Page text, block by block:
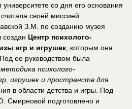
университете со дня его основания
своей миссией
З.М. по созданию музея
создан Центр психолого-
игр и игрушек , которым она
ее руководством была
психолого-
игрушек и пространств для
в области детства и игры. Под
Смирновой подготовлено и